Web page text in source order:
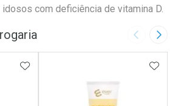
com deficiência de vitamina D.
Imagem
ADICIONAR AOS FAVORITOS